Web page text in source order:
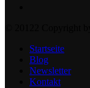
Startseite
Blog
Newsletter
Kontakt